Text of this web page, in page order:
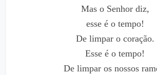
Mas o Senhor diz,
esse é o tempo!
De limpar o coração.
Esse é o tempo!
De limpar os nossos